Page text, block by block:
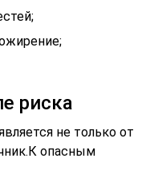
риска
не только от
опасным